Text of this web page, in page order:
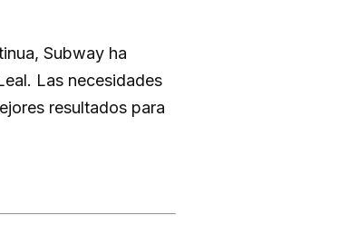
Subway ha
Las necesidades
resultados para